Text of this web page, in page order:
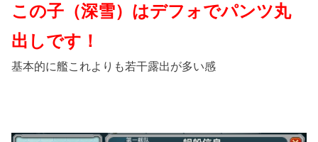
この子（深雪）はデフォでパンツ丸
出しです！
基本的に艦これよりも若干露出が多い感